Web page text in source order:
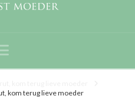
Navigation
kom terug lieve moeder